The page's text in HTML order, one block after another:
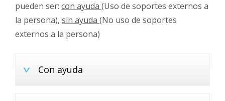
pueden ser: con ayuda (Uso de soportes externos a
la persona), sin ayuda (No uso de soportes
externos a la persona)
Con ayuda